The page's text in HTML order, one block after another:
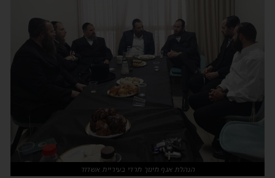
הנהלת אגף חינוך חרדי בעיריית אשדוד